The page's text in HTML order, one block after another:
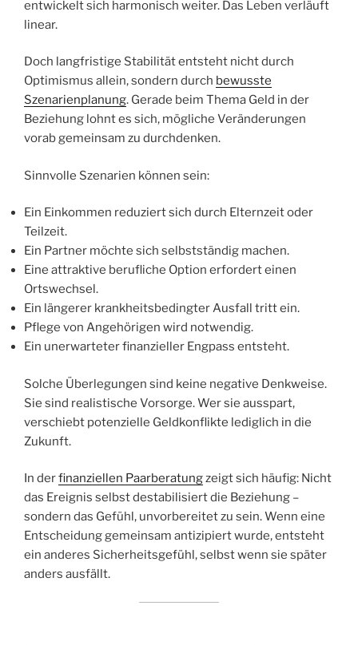
entwickelt sich harmonisch weiter. Das Leben verläuft
linear.
Doch langfristige Stabilität entsteht nicht durch
Optimismus allein, sondern durch bewusste
Szenarienplanung. Gerade beim Thema Geld in der
Beziehung lohnt es sich, mögliche Veränderungen
vorab gemeinsam zu durchdenken.
Sinnvolle Szenarien können sein:
Ein Einkommen reduziert sich durch Elternzeit oder
Teilzeit.
Ein Partner möchte sich selbstständig machen.
Eine attraktive berufliche Option erfordert einen
Ortswechsel.
Ein längerer krankheitsbedingter Ausfall tritt ein.
Pflege von Angehörigen wird notwendig.
Ein unerwarteter finanzieller Engpass entsteht.
Solche Überlegungen sind keine negative Denkweise.
Sie sind realistische Vorsorge. Wer sie ausspart,
verschiebt potenzielle Geldkonflikte lediglich in die
Zukunft.
In derfinanziellen Paarberatungzeigt sich häufig: Nicht
das Ereignis selbst destabilisiert die Beziehung –
sondern das Gefühl, unvorbereitet zu sein. Wenn eine
Entscheidung gemeinsam antizipiert wurde, entsteht
ein anderes Sicherheitsgefühl, selbst wenn sie später
anders ausfällt.